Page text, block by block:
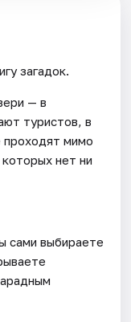
загадок.
— в
туристов, в
мимо
нет ни
сами выбираете